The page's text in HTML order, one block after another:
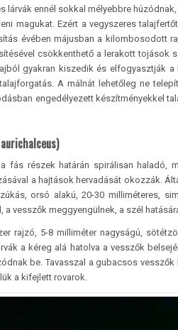
lárvák ennél sokkal mélyebbre
magukat. Ezért a vegyszeres
évében májusban a kilombosodott
csökkenthető a lerakott tojások
gyakran kiszedik és elfogyasztják
A málnát lehetőleg ne
engedélyezett készítményekkel
fás részek határán spirálisan haladó,
a hajtások hervadását okozzák.
orsó alakú, 20-30 milliméteres,
vesszők meggyengülnek, a szél
rajzó, 5-8 milliméter nagyságú,
a kéreg alá hatolva a vesszők
be. Tavasszal a gubacsos
a kifejlett rovarok.